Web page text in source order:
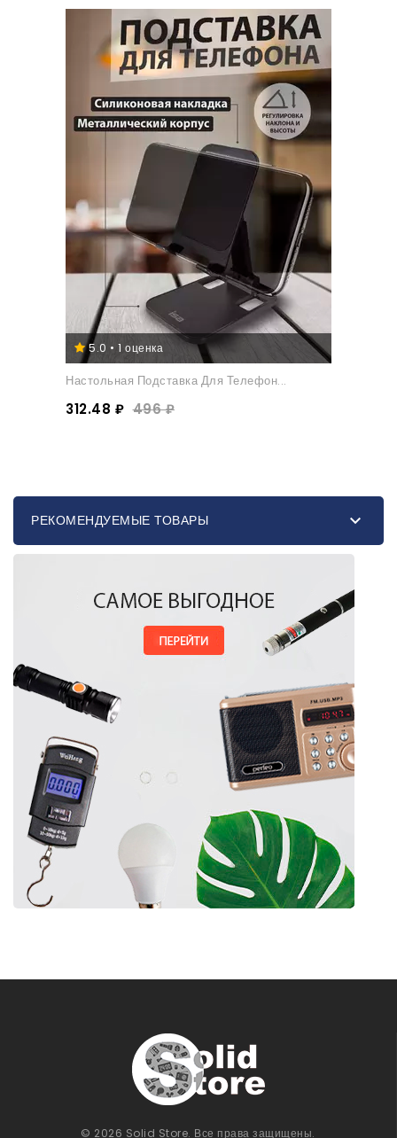
5.0 • 1 оценка
Настольная Подставка Для Телефон...
312.48 ₽ 496 ₽
РЕКОМЕНДУЕМЫЕ ТОВАРЫ 
© 2026 Solid Store. Все права защищены.